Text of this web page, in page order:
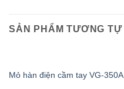
SẢN PHẨM TƯƠNG TỰ
Mỏ hàn điện cầm tay VG-350A